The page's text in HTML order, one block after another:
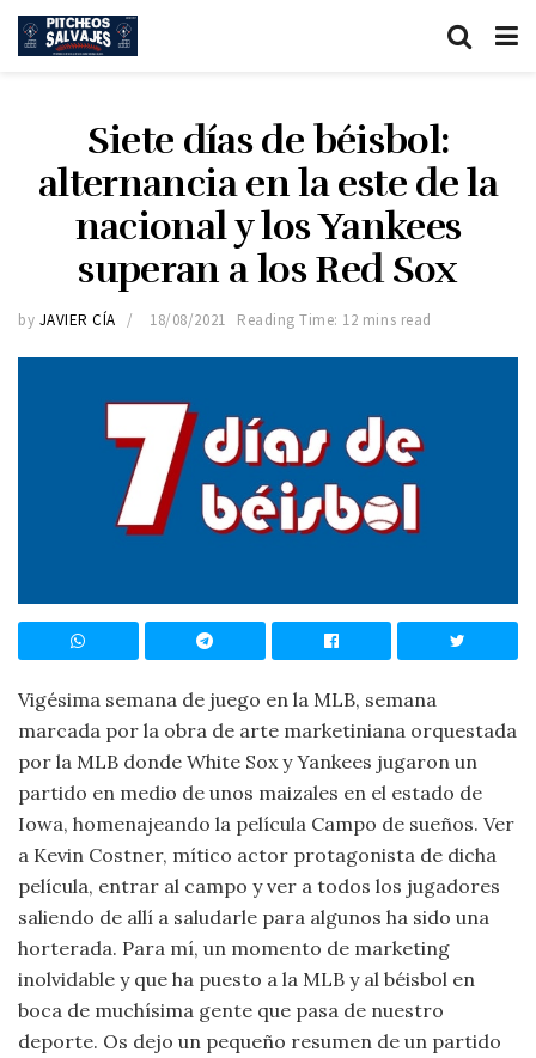
Siete días de béisbol:
alternancia en la este de la
nacional y los Yankees
superan a los Red Sox
by JAVIER CÍA 18/08/2021 Reading Time: 12 mins read
Vigésima semana de juego en la MLB, semana
marcada por la obra de arte marketiniana orquestada
por la MLB donde White Sox y Yankees jugaron un
partido en medio de unos maizales en el estado de
Iowa, homenajeando la película Campo de sueños. Ver
a Kevin Costner, mítico actor protagonista de dicha
película, entrar al campo y ver a todos los jugadores
saliendo de allí a saludarle para algunos ha sido una
horterada. Para mí, un momento de marketing
inolvidable y que ha puesto a la MLB y al béisbol en
boca de muchísima gente que pasa de nuestro
deporte. Os dejo un pequeño resumen de un partido